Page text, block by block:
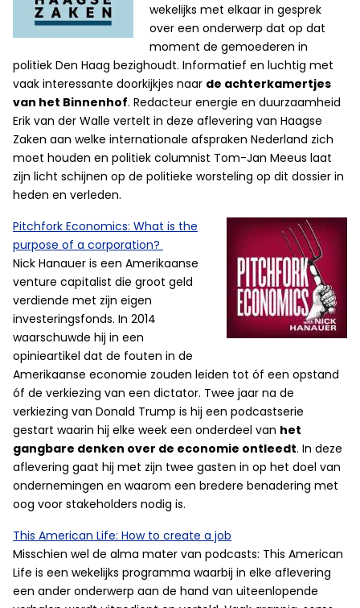
wekelijks met elkaar in gesprek
over een onderwerp dat op dat
moment de gemoederen in
politiek Den Haag bezighoudt. Informatief en luchtig met
vaak interessante doorkijkjes naar de achterkamertjes
van het Binnenhof. Redacteur energie en duurzaamheid
Erik van der Walle vertelt in deze aflevering van Haagse
Zaken aan welke internationale afspraken Nederland zich
moet houden en politiek columnist Tom-Jan Meeus laat
zijn licht schijnen op de politieke worsteling op dit dossier in
heden en verleden.
Pitchfork Economics: What is the
purpose of a corporation?
Nick Hanauer is een Amerikaanse
venture capitalist die groot geld
verdiende met zijn eigen
investeringsfonds. In 2014
waarschuwde hij in een
opinieartikel dat de fouten in de
Amerikaanse economie zouden leiden tot óf een opstand
óf de verkiezing van een dictator. Twee jaar na de
verkiezing van Donald Trump is hij een podcastserie
gestart waarin hij elke week een onderdeel van het
gangbare denken over de economie ontleedt. In deze
aflevering gaat hij met zijn twee gasten in op het doel van
ondernemingen en waarom een bredere benadering met
oog voor stakeholders nodig is.
This American Life: How to create a job
Misschien wel de alma mater van podcasts: This American
Life is een wekelijks programma waarbij in elke aflevering
een ander onderwerp aan de hand van uiteenlopende